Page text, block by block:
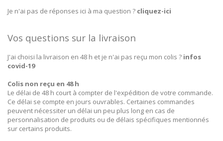
Je n'ai pas de réponses ici à ma question ? cliquez-ici
Vos questions sur la livraison
J'ai choisi la livraison en 48 h et je n'ai pas reçu mon colis ? infos
covid-19
Colis non reçu en 48 h
Le délai de 48 h court à compter de l'expédition de votre commande.
Ce délai se compte en jours ouvrables. Certaines commandes
peuvent nécessiter un délai un peu plus long en cas de
personnalisation de produits ou de délais spécifiques mentionnés
sur certains produits.